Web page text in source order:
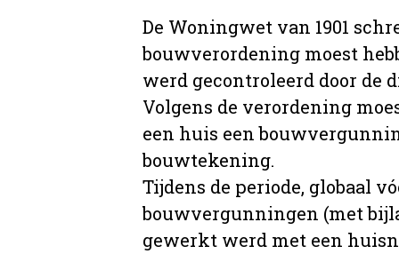
De Woningwet van 1901
bouwverordening moest
werd gecontroleerd door de
Volgens de verordening
een huis een
bouwtekening.
Tijdens de periode, globaal
bouwvergunningen (met
gewerkt werd met een